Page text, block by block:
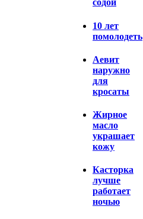
содой
10 лет
помолодеть
Аевит
наружно
для
кросаты
Жирное
масло
украшает
кожу
Касторка
лучше
работает
ночью